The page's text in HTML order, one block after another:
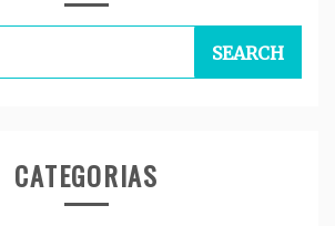
CATEGORIAS